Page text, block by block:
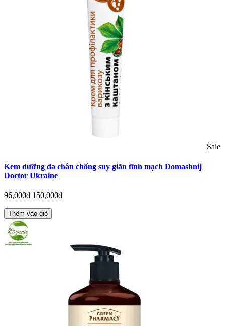
Sale
Kem dưỡng da chân chống suy giãn tĩnh mạch Domashnij
Doctor Ukraine
96,000đ 150,000đ
Thêm vào giỏ